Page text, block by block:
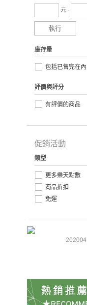
元 -
執行
庫存量
包括已售完在內
評價與評分
有評價的商品
促銷活動
類型
更多樂天點數
商品折扣
免運
202004